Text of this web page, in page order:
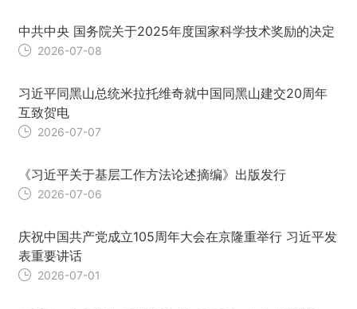
中共中央 国务院关于2025年度国家科学技术奖励的决定
2026-07-08
习近平同黑山总统米拉托维奇就中国同黑山建交20周年
互致贺电
2026-07-07
《习近平关于基层工作方法论述摘编》出版发行
2026-07-06
庆祝中国共产党成立105周年大会在京隆重举行 习近平发
表重要讲话
2026-07-01